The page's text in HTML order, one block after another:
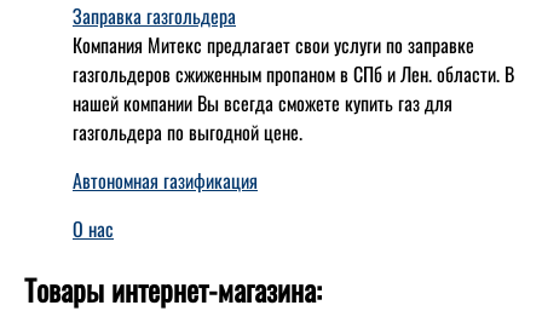
Заправка газгольдера
Компания Митекс предлагает свои услуги по заправке
газгольдеров сжиженным пропаном в СПб и Лен. области. В
нашей компании Вы всегда сможете купить газ для
газгольдера по выгодной цене.
Автономная газификация
О нас
Товары интернет-магазина: